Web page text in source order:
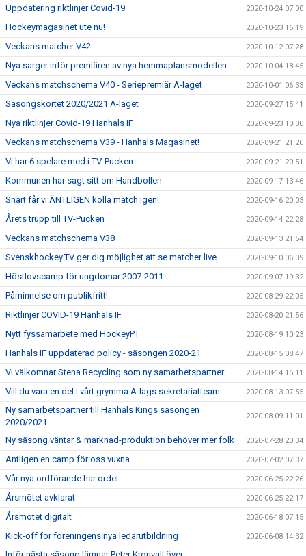
Uppdatering riktlinjer Covid-19 2020-10-24 07:00
Hockeymagasinet ute nu! 2020-10-23 16:19
Veckans matcher V42 2020-10-12 07:28
Nya sarger inför premiären av nya hemmaplansmodellen 2020-10-04 18:45
Veckans matchschema V40 - Seriepremiär A-laget 2020-10-01 06:33
Säsongskortet 2020/2021 A-laget 2020-09-27 15:41
Nya riktlinjer Covid-19 Hanhals IF 2020-09-23 10:00
Veckans matchschema V39 - Hanhals Magasinet! 2020-09-21 21:20
Vi har 6 spelare med i TV-Pucken 2020-09-21 20:51
Kommunen har sagt sitt om Handbollen 2020-09-17 13:46
Snart får vi ÄNTLIGEN kolla match igen! 2020-09-16 20:03
Årets trupp till TV-Pucken 2020-09-14 22:28
Veckans matchschema V38 2020-09-13 21:54
Svenskhockey.TV ger dig möjlighet att se matcher live 2020-09-10 06:39
Höstlovscamp för ungdomar 2007-2011 2020-09-07 19:32
Påminnelse om publikfritt! 2020-08-29 22:05
Riktlinjer COVID-19 Hanhals IF 2020-08-20 21:56
Nytt fyssamarbete med HockeyPT 2020-08-19 10:23
Hanhals IF uppdaterad policy - säsongen 2020-21 2020-08-15 08:47
Vi välkomnar Stena Recycling som ny samarbetspartner 2020-08-14 15:11
Vill du vara en del i vårt grymma A-lags sekretariatteam 2020-08-13 07:55
Ny samarbetspartner till Hanhals Kings säsongen
2020/2021
2020-08-09 11:01
Ny säsong väntar & marknad-produktion behöver mer folk 2020-07-28 20:34
Äntligen en camp för oss vuxna 2020-07-02 07:37
Vår nya ordförande har ordet 2020-06-25 22:26
Årsmötet avklarat 2020-06-25 22:17
Årsmötet digitalt 2020-06-18 07:15
Kick-off för föreningens nya ledarutbildning 2020-06-08 14:32
Inför nästa säsong lämnar Peter Kronvall över